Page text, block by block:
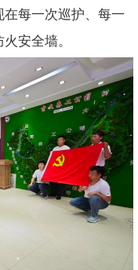
每一次巡护、每一
安全墙。